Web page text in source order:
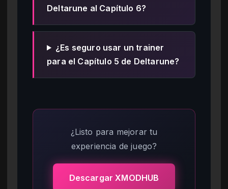
Deltarune al Capítulo 6?
¿Es seguro usar un trainer
para el Capítulo 5 de Deltarune?
¿Listo para mejorar tu
experiencia de juego?
Descargar XMODHUB